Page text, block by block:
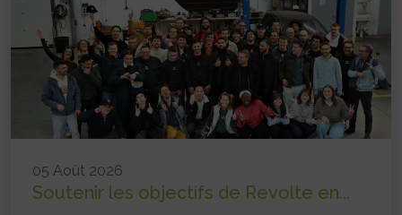
05 Août 2026
Soutenir les objectifs de Revolte en...